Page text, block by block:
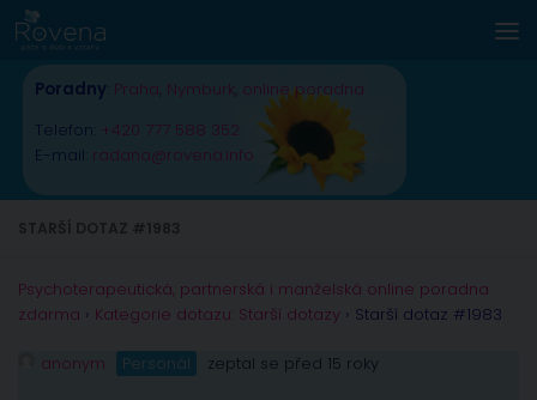
Skip to content
Poradny Praha Nymburk online poradna
Telefon: +420 777 588 352
E-mail: radana@rovena.info
Psychoterapeutická, partnerská i manželská online poradna
zdarma › Kategorie dotazu: Starší dotazy › Starší dotaz #1983
anonym Personál zeptal se před 15 roky